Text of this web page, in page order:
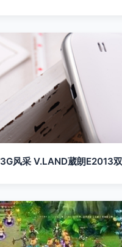
风采 V.LAND葳朗E2013